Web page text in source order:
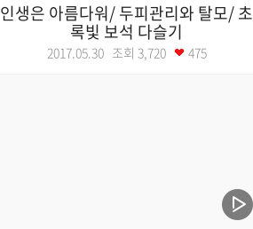
인생은 아름다워/ 두피관리와 탈모/ 초
록빛 보석 다슬기
2017.05.30 조회 3,720 475